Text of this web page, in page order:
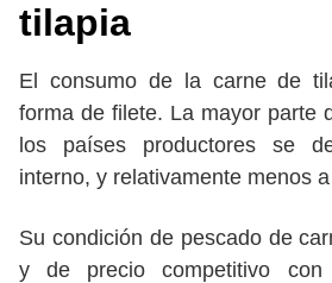
tilapia
El consumo de la carne de
forma de filete. La mayor parte
los países productores se
interno, y relativamente menos
Su condición de pescado de
y de precio competitivo